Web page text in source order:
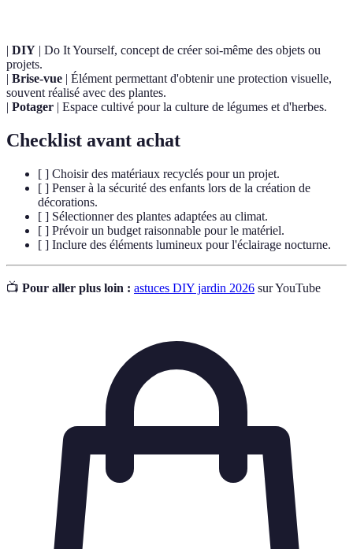
| DIY | Do It Yourself, concept de créer soi-même des objets ou
projets.
| Brise-vue | Élément permettant d'obtenir une protection visuelle,
souvent réalisé avec des plantes.
| Potager | Espace cultivé pour la culture de légumes et d'herbes.
Checklist avant achat
[ ] Choisir des matériaux recyclés pour un projet.
[ ] Penser à la sécurité des enfants lors de la création de
décorations.
[ ] Sélectionner des plantes adaptées au climat.
[ ] Prévoir un budget raisonnable pour le matériel.
[ ] Inclure des éléments lumineux pour l'éclairage nocturne.
📺 Pour aller plus loin : astuces DIY jardin 2026 sur YouTube